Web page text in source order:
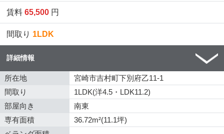
賃料65,500 円
間取り 1LDK
詳細情報
所在地
宮崎市吉村町下別府乙11-1
間取り
1LDK(洋4.5・LDK11.2)
部屋向き
南東
専有面積
36.72m²(11.1坪)